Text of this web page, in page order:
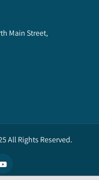
Main Street,
All Rights Reserved.